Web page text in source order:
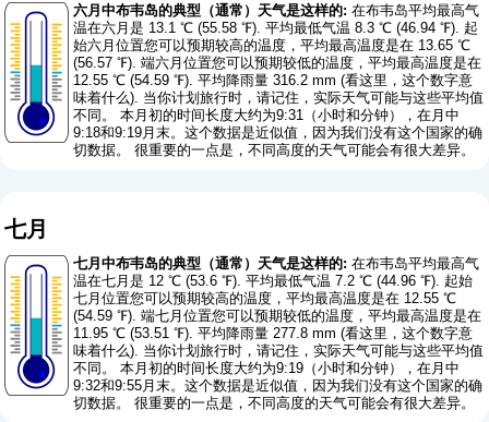
六月中布韦岛的典型（通常）天气是这样的: 在布韦岛平均最高气
温在六月是 13.1 ℃ (55.58 ℉). 平均最低气温 8.3 ℃ (46.94 ℉). 起
始六月位置您可以预期较高的温度，平均最高温度是在 13.65 ℃
(56.57 ℉). 端六月位置您可以预期较低的温度，平均最高温度是在
12.55 ℃ (54.59 ℉). 平均降雨量 316.2 mm (看这里，这个数字意
味着什么). 当你计划旅行时，请记住，实际天气可能与这些平均值
不同。 本月初的时间长度大约为9:31（小时和分钟），在月中
9:18和9:19月末。这个数据是近似值，因为我们没有这个国家的确
切数据。 很重要的一点是，不同高度的天气可能会有很大差异。
七月
七月中布韦岛的典型（通常）天气是这样的: 在布韦岛平均最高气
温在七月是 12 ℃ (53.6 ℉). 平均最低气温 7.2 ℃ (44.96 ℉). 起始
七月位置您可以预期较高的温度，平均最高温度是在 12.55 ℃
(54.59 ℉). 端七月位置您可以预期较低的温度，平均最高温度是在
11.95 ℃ (53.51 ℉). 平均降雨量 277.8 mm (看这里，这个数字意
味着什么). 当你计划旅行时，请记住，实际天气可能与这些平均值
不同。 本月初的时间长度大约为9:19（小时和分钟），在月中
9:32和9:55月末。这个数据是近似值，因为我们没有这个国家的确
切数据。 很重要的一点是，不同高度的天气可能会有很大差异。